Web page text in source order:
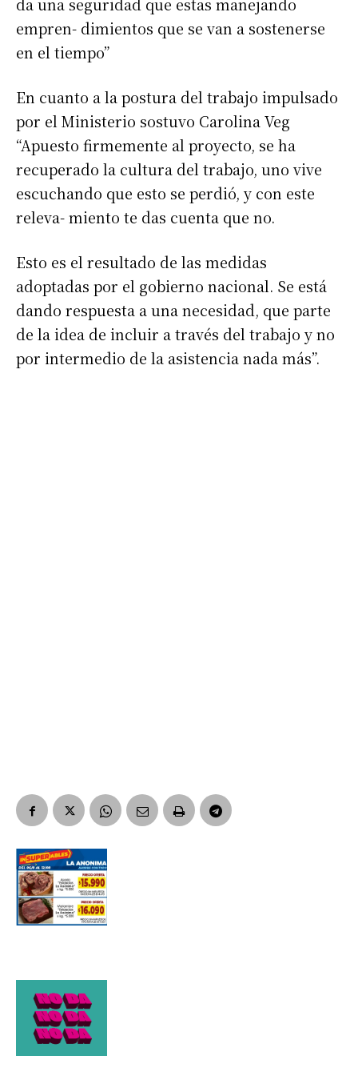
Apellidos
Número de teléfono
da una seguridad que estas manejando
empren- dimientos que se van a sostenerse
en el tiempo”
En cuanto a la postura del trabajo impulsado
por el Ministerio sostuvo Carolina Veg
“Apuesto firmemente al proyecto, se ha
recuperado la cultura del trabajo, uno vive
escuchando que esto se perdió, y con este
releva- miento te das cuenta que no.
Esto es el resultado de las medidas
adoptadas por el gobierno nacional. Se está
dando respuesta a una necesidad, que parte
de la idea de incluir a través del trabajo y no
por intermedio de la asistencia nada más”.